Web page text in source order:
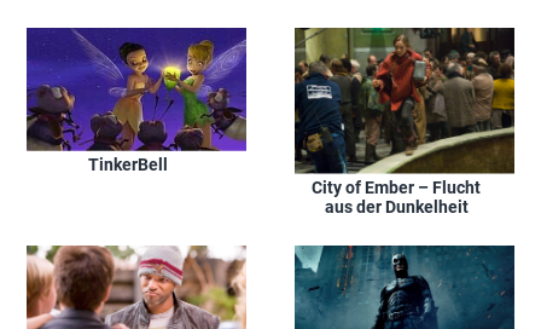
TinkerBell
City of Ember – Flucht
aus der Dunkelheit